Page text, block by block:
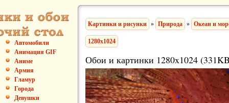
Автомобили
Анимация GIF
Аниме
Армия
Гламур
Города
Девушки
Картинки и рисунки » Природа » Океан и
1280x1024
Обои и картинки 1280x1024